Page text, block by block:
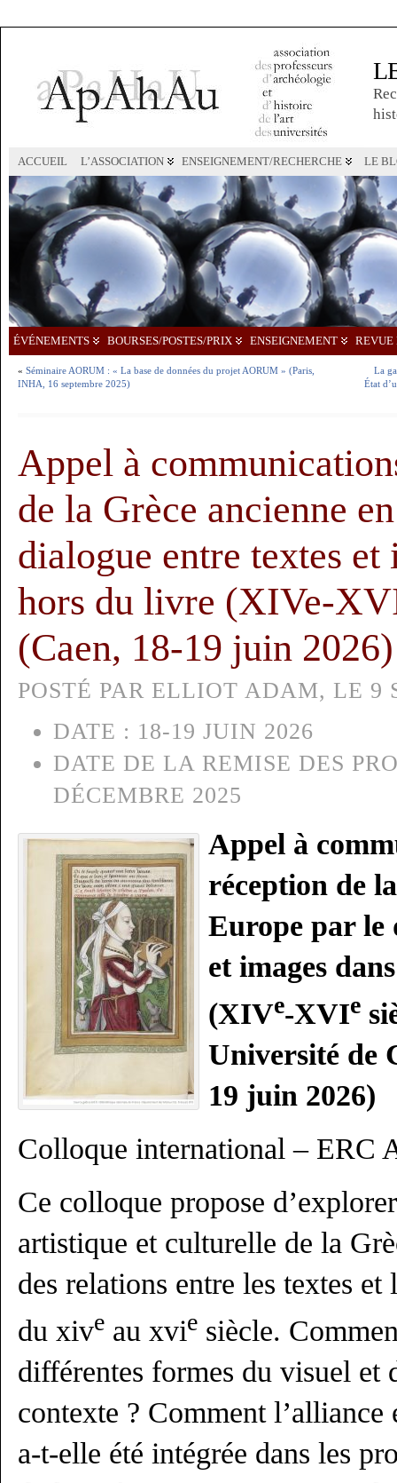
ACCUEIL L’ASSOCIATION ENSEIGNEMENT/RECHERCHE LE
ÉVÉNEMENTS BOURSES/POSTES/PRIX ENSEIGNEMENT REVUE
« Séminaire AORUM : « La base de données du projet AORUM » (Paris,
INHA, 16 septembre 2025)
La
État
Appel à
de la Grèce ancienne
dialogue entre textes et
hors du livre (XIVe-
(Caen, 18-19 juin 2026)
POSTÉ PAR ELLIOT ADAM, LE 9
DATE : 18-19 JUIN 2026
DATE DE LA REMISE DES
DÉCEMBRE 2025
Appel à
réception de
Europe par le
et images
(XIVe-XVIe si
Université de
19 juin 2026)
Colloque international – ERC
Ce colloque propose
artistique et culturelle de la
des relations entre les textes et
du xive au xvie siècle.
différentes formes du visuel et
contexte ? Comment l’alliance
a-t-elle été intégrée dans les